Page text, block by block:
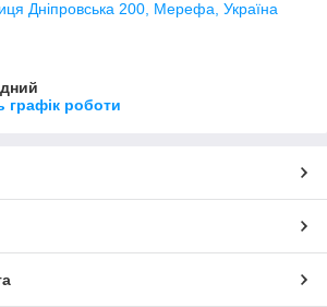
Дніпровська 200, Мерефа, Україна
графік роботи